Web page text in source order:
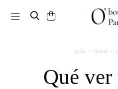
Toggle navigation
Inicio Ofertas
Qué